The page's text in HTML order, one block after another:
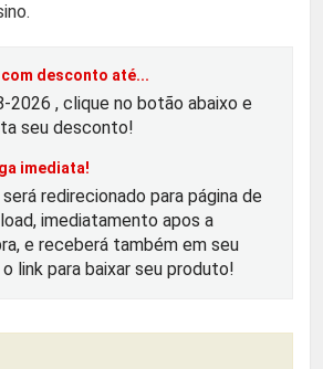
o
a
t
u
a
l
desconto até...
2026 , clique no botão abaixo e
seu desconto!
imediata!
redirecionado para página de
imediatamento apos a
e receberá também em seu
link para baixar seu produto!